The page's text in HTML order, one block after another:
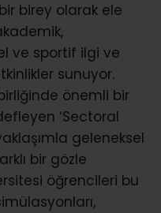
birey olarak ele
ve sportif ilgi ve
sunuyor.
önemli bir
‘Sectoral
geleneksel
bir gözle
öğrencileri bu